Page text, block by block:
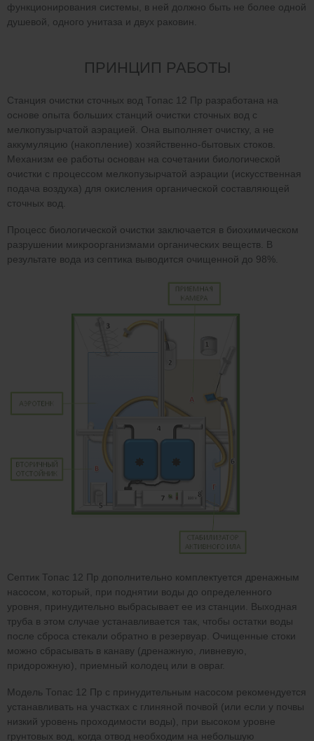
функционирования системы, в ней должно быть не более одной
душевой, одного унитаза и двух раковин.
ПРИНЦИП РАБОТЫ
Станция очистки сточных вод Топас 12 Пр разработана на
основе опыта больших станций очистки сточных вод с
мелкопузырчатой аэрацией. Она выполняет очистку, а не
аккумуляцию (накопление) хозяйственно-бытовых стоков.
Механизм ее работы основан на сочетании биологической
очистки с процессом мелкопузырчатой аэрации (искусственная
подача воздуха) для окисления органической составляющей
сточных вод.
Процесс биологической очистки заключается в биохимическом
разрушении микроорганизмами органических веществ. В
результате вода из септика выводится очищенной до 98%.
Септик Топас 12 Пр дополнительно комплектуется дренажным
насосом, который, при поднятии воды до определенного
уровня, принудительно выбрасывает ее из станции. Выходная
труба в этом случае устанавливается так, чтобы остатки воды
после сброса стекали обратно в резервуар. Очищенные стоки
можно сбрасывать в канаву (дренажную, ливневую,
придорожную), приемный колодец или в овраг.
Модель Топас 12 Пр с принудительным насосом рекомендуется
устанавливать на участках с глиняной почвой (или если у почвы
низкий уровень проходимости воды), при высоком уровне
грунтовых вод, когда отвод необходим на небольшую